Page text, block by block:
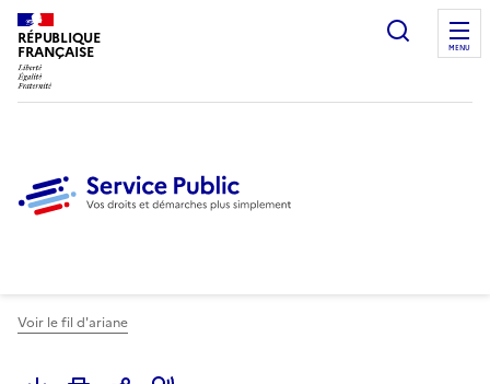
RÉPUBLIQUE
FRANÇAISE
Ouvrir
MENU
Voir le fil d'ariane